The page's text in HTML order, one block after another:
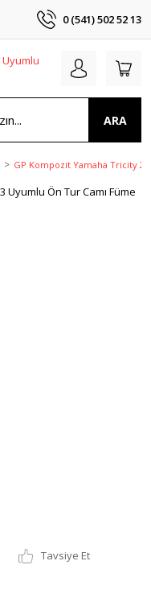
0 (541) 502 52 13
ARA
GP Kompozit Yamaha Tricity
Tavsiye Et